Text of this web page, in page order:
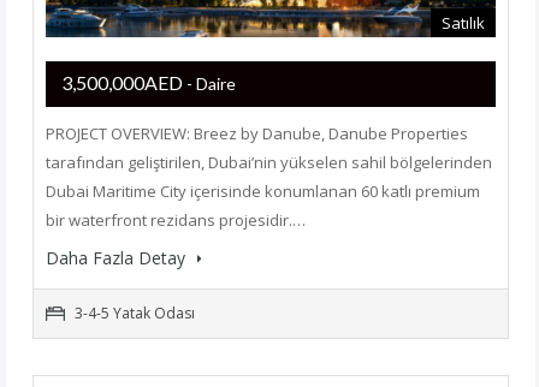
Satılık
3,500,000AED - Daire
PROJECT OVERVIEW: Breez by Danube, Danube Properties
tarafından geliştirilen, Dubai’nin yükselen sahil bölgelerinden
Dubai Maritime City içerisinde konumlanan 60 katlı premium
bir waterfront rezidans projesidir.…
Daha Fazla Detay
3-4-5 Yatak Odası